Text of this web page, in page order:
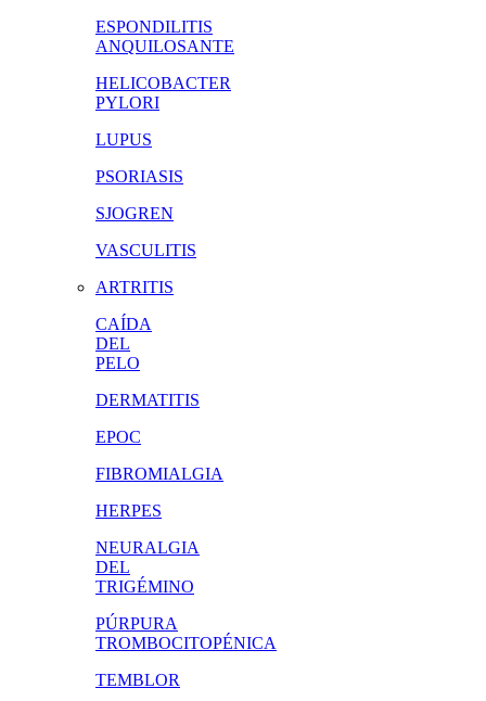
ESPONDILITIS
ANQUILOSANTE
HELICOBACTER
PYLORI
LUPUS
PSORIASIS
SJOGREN
VASCULITIS
ARTRITIS
CAÍDA
DEL
PELO
DERMATITIS
EPOC
FIBROMIALGIA
HERPES
NEURALGIA
DEL
TRIGÉMINO
PÚRPURA
TROMBOCITOPÉNICA
TEMBLOR